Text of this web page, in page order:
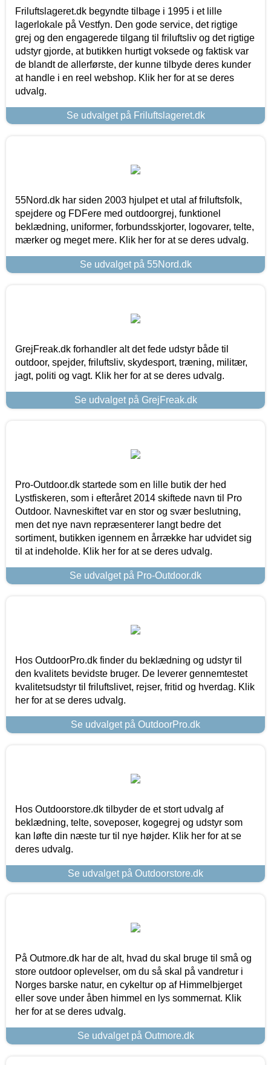
Friluftslageret.dk begyndte tilbage i 1995 i et lille
lagerlokale på Vestfyn. Den gode service, det rigtige
grej og den engagerede tilgang til friluftsliv og det rigtige
udstyr gjorde, at butikken hurtigt voksede og faktisk var
de blandt de allerførste, der kunne tilbyde deres kunder
at handle i en reel webshop. Klik her for at se deres
udvalg.
Se udvalget på Friluftslageret.dk
55Nord.dk har siden 2003 hjulpet et utal af friluftsfolk,
spejdere og FDFere med outdoorgrej, funktionel
beklædning, uniformer, forbundsskjorter, logovarer, telte,
mærker og meget mere. Klik her for at se deres udvalg.
Se udvalget på 55Nord.dk
GrejFreak.dk forhandler alt det fede udstyr både til
outdoor, spejder, friluftsliv, skydesport, træning, militær,
jagt, politi og vagt. Klik her for at se deres udvalg.
Se udvalget på GrejFreak.dk
Pro-Outdoor.dk startede som en lille butik der hed
Lystfiskeren, som i efteråret 2014 skiftede navn til Pro
Outdoor. Navneskiftet var en stor og svær beslutning,
men det nye navn repræsenterer langt bedre det
sortiment, butikken igennem en årrække har udvidet sig
til at indeholde. Klik her for at se deres udvalg.
Se udvalget på Pro-Outdoor.dk
Hos OutdoorPro.dk finder du beklædning og udstyr til
den kvalitets bevidste bruger. De leverer gennemtestet
kvalitetsudstyr til friluftslivet, rejser, fritid og hverdag. Klik
her for at se deres udvalg.
Se udvalget på OutdoorPro.dk
Hos Outdoorstore.dk tilbyder de et stort udvalg af
beklædning, telte, soveposer, kogegrej og udstyr som
kan løfte din næste tur til nye højder. Klik her for at se
deres udvalg.
Se udvalget på Outdoorstore.dk
På Outmore.dk har de alt, hvad du skal bruge til små og
store outdoor oplevelser, om du så skal på vandretur i
Norges barske natur, en cykeltur op af Himmelbjerget
eller sove under åben himmel en lys sommernat. Klik
her for at se deres udvalg.
Se udvalget på Outmore.dk